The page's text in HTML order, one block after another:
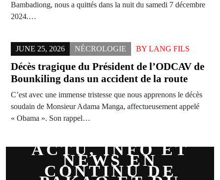
Bambadiong, nous a quittés dans la nuit du samedi 7 décembre
2024.…
JUNE 25, 2026 NÉCROLOGIE BY LANG FILS
Décès tragique du Président de l’ODCAV de
Bounkiling dans un accident de la route
C’est avec une immense tristesse que nous apprenons le décès
soudain de Monsieur Adama Manga, affectueusement appelé
« Obama ». Son rappel…
ACTU, INFO ET
NEWS EN
CONTINU DE